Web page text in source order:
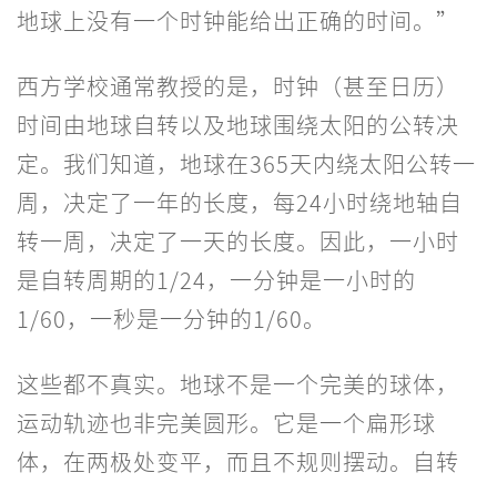
地球上没有一个时钟能给出正确的时间。”
西方学校通常教授的是，时钟（甚至日历）
时间由地球自转以及地球围绕太阳的公转决
定。我们知道，地球在365天内绕太阳公转一
周，决定了一年的长度，每24小时绕地轴自
转一周，决定了一天的长度。因此，一小时
是自转周期的1/24，一分钟是一小时的
1/60，一秒是一分钟的1/60。
这些都不真实。地球不是一个完美的球体，
运动轨迹也非完美圆形。它是一个扁形球
体，在两极处变平，而且不规则摆动。自转